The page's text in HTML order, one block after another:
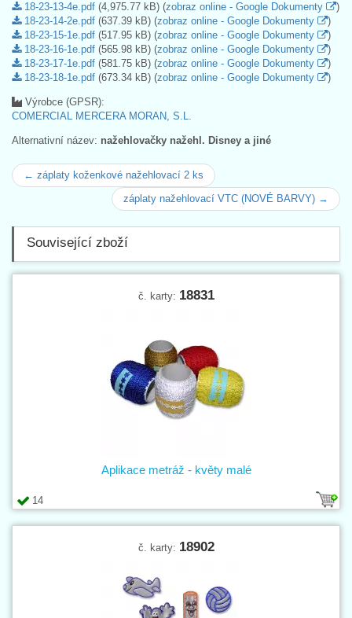
18-23-13-4e.pdf (4,975.77 kB) (zobraz online - Google Dokumenty
)
18-23-14-2e.pdf (637.39 kB) (zobraz online - Google Dokumenty
)
18-23-15-1e.pdf (517.95 kB) (zobraz online - Google Dokumenty
)
18-23-16-1e.pdf (565.98 kB) (zobraz online - Google Dokumenty
)
18-23-17-1e.pdf (581.75 kB) (zobraz online - Google Dokumenty
)
18-23-18-1e.pdf (673.34 kB) (zobraz online - Google Dokumenty )
Výrobce (GPSR):
COMERCIAL MERCERA MORAN, S.L.
Alternativní název: nažehlovačky nažehl. Disney a jiné
← záplaty koženkové nažehlovací 2 ks
záplaty nažehlovací VTC (NOVÉ BARVY) →
Související zboží
č. karty: 18831
14
Aplikace metráž - květy malé
č. karty: 18902